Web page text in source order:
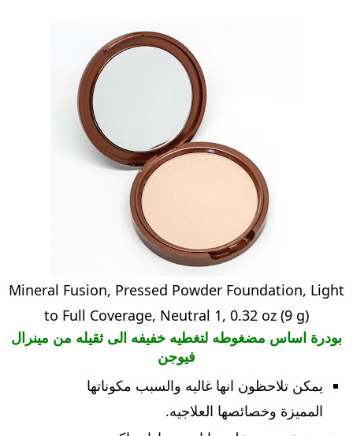
Mineral Fusion, Pressed Powder Foundation, Light
to Full Coverage, Neutral 1, 0.32 oz (9 g)
بودرة اساس مضغوطه لتغطيه خفيفه الى ثقيله من مينرال
فيوجن
يمكن تلاحظون انها غاليه والسبب مكوناتها
المميزة وخصائصها العلاجيه.